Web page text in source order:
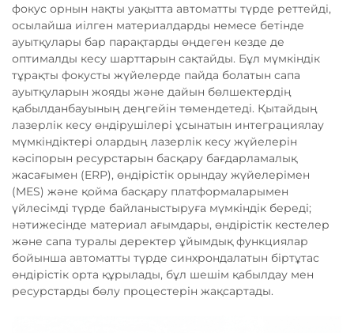
фокус орнын нақты уақытта автоматты түрде реттейді,
осылайша иілген материалдарды немесе бетінде
ауытқулары бар парақтарды өңдеген кезде де
оптималды кесу шарттарын сақтайды. Бұл мүмкіндік
тұрақты фокусты жүйелерде пайда болатын сапа
ауытқуларын жояды және дайын бөлшектердің
қабылданбауының деңгейін төмендетеді. Қытайдың
лазерлік кесу өндірушілері ұсынатын интеграциялау
мүмкіндіктері олардың лазерлік кесу жүйелерін
кәсіпорын ресурстарын басқару бағдарламалық
жасағымен (ERP), өндірістік орындау жүйелерімен
(MES) және қойма басқару платформаларымен
үйлесімді түрде байланыстыруға мүмкіндік береді;
нәтижесінде материал ағымдары, өндірістік кестелер
және сапа туралы деректер ұйымдық функциялар
бойынша автоматты түрде синхрондалатын біртұтас
өндірістік орта құрылады, бұл шешім қабылдау мен
ресурстарды бөлу процестерін жақсартады.